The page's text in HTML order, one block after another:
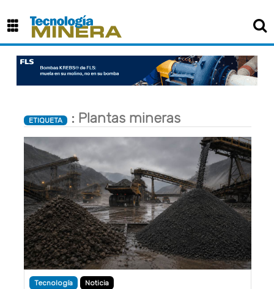
ETIQUETA : Plantas mineras
Tecnología Noticia